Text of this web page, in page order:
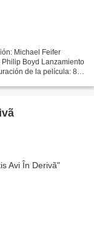
Michael Feifer
Boyd Lanzamiento
de la película: 82